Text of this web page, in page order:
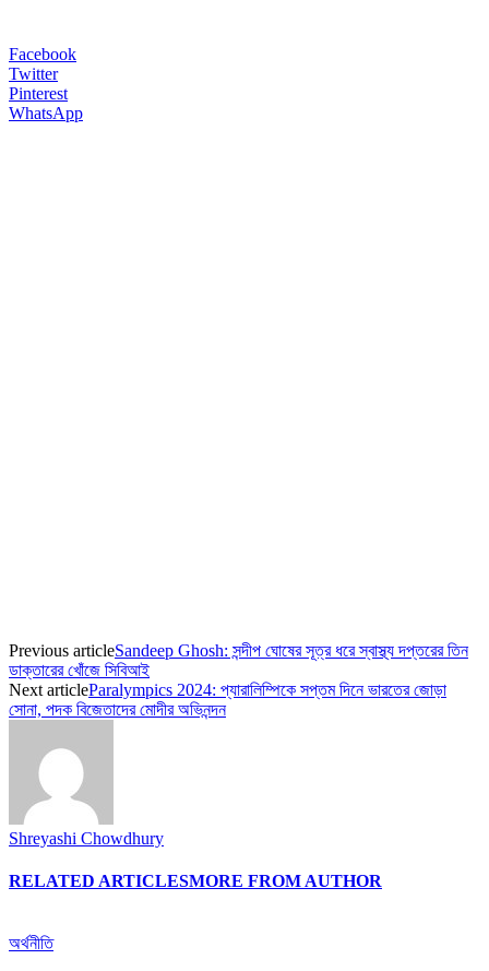
Facebook
Twitter
Pinterest
WhatsApp
Previous articleSandeep Ghosh: সন্দীপ ঘোষের সূত্র ধরে স্বাস্থ্য দপ্তরের তিন
ডাক্তারের খোঁজে সিবিআই
Next articleParalympics 2024: প্যারালিম্পিকে সপ্তম দিনে ভারতের জোড়া
সোনা, পদক বিজেতাদের মোদীর অভিনন্দন
Shreyashi Chowdhury
RELATED ARTICLESMORE FROM AUTHOR
অর্থনীতি